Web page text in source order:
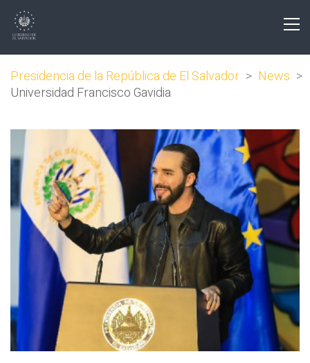
Presidencia de la República de El Salvador > News >
Universidad Francisco Gavidia